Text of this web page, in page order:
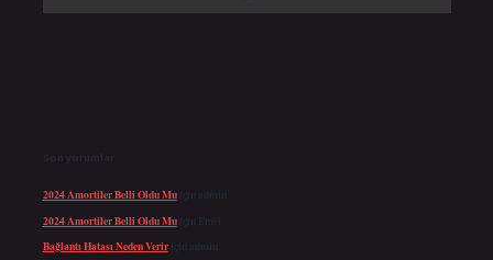
Son yorumlar
2024 Amortiler Belli Oldu Muiçin admin
2024 Amortiler Belli Oldu Muiçin Emel
Bağlantı Hatası Neden Veririçin admin